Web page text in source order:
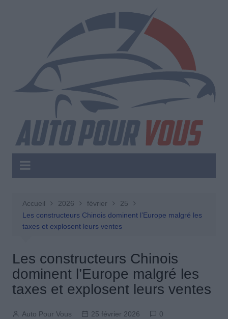
Accueil 2026 février
25
Les constructeurs Chinois dominent l’Europe malgré les
taxes et explosent leurs ventes
Les constructeurs Chinois
dominent l’Europe malgré les
taxes et explosent leurs ventes
Auto Pour Vous 25 février 2026
0